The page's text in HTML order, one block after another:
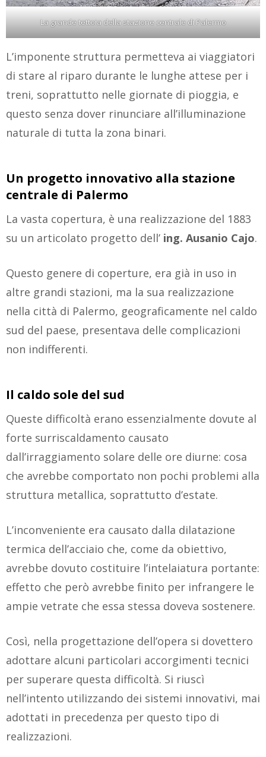
La grande tettoia della stazione centrale di Palermo
L’imponente struttura permetteva ai viaggiatori
di stare al riparo durante le lunghe attese per i
treni, soprattutto nelle giornate di pioggia, e
questo senza dover rinunciare all’illuminazione
naturale di tutta la zona binari.
Un progetto innovativo alla stazione
centrale di Palermo
La vasta copertura, è una realizzazione del 1883
su un articolato progetto dell’ ing. Ausanio Cajo.
Questo genere di coperture, era già in uso in
altre grandi stazioni, ma la sua realizzazione
nella città di Palermo, geograficamente nel caldo
sud del paese, presentava delle complicazioni
non indifferenti.
Il caldo sole del sud
Queste difficoltà erano essenzialmente dovute al
forte surriscaldamento causato
dall’irraggiamento solare delle ore diurne: cosa
che avrebbe comportato non pochi problemi alla
struttura metallica, soprattutto d’estate.
L’inconveniente era causato dalla dilatazione
termica dell’acciaio che, come da obiettivo,
avrebbe dovuto costituire l’intelaiatura portante:
effetto che però avrebbe finito per infrangere le
ampie vetrate che essa stessa doveva sostenere.
Così, nella progettazione dell’opera si dovettero
adottare alcuni particolari accorgimenti tecnici
per superare questa difficoltà. Si riuscì
nell’intento utilizzando dei sistemi innovativi, mai
adottati in precedenza per questo tipo di
realizzazioni.